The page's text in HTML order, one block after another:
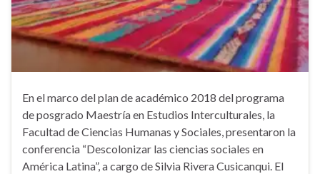
En el marco del plan de académico 2018 del programa
de posgrado Maestría en Estudios Interculturales, la
Facultad de Ciencias Humanas y Sociales, presentaron la
conferencia “Descolonizar las ciencias sociales en
América Latina”, a cargo de Silvia Rivera Cusicanqui. El